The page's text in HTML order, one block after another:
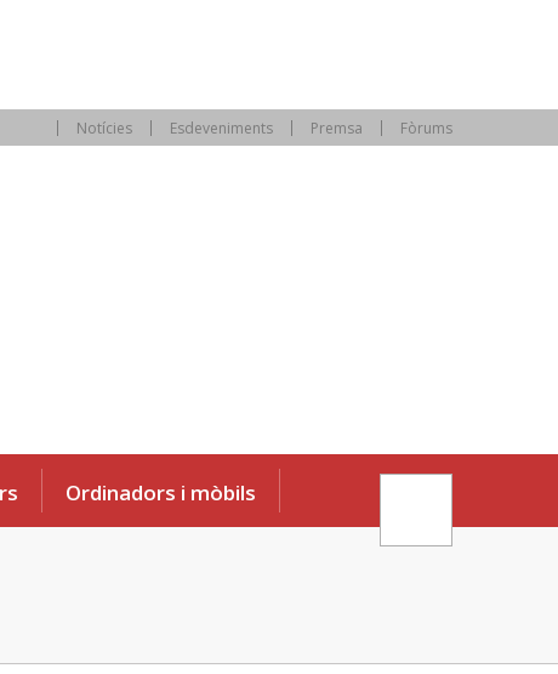
Notícies Esdeveniments Premsa Fòrums
Ordinadors i mòbils